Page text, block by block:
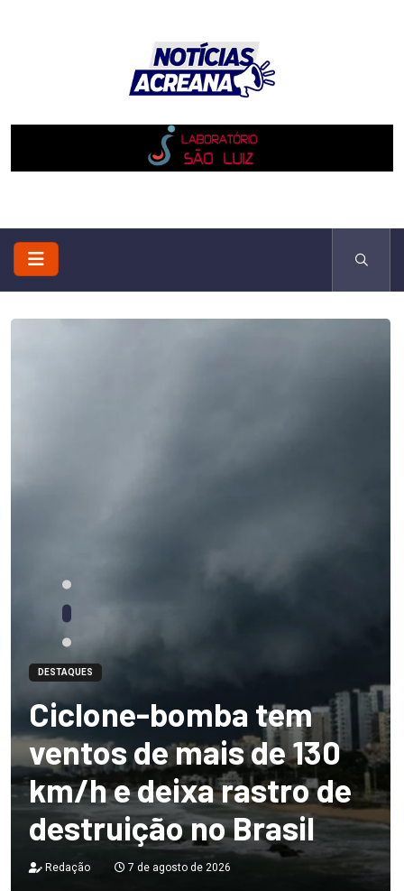
DESTAQUES
Ciclone-bomba tem
ventos de mais de 130
km/h e deixa rastro de
destruição no Brasil
Redação 7 de agosto de 2026